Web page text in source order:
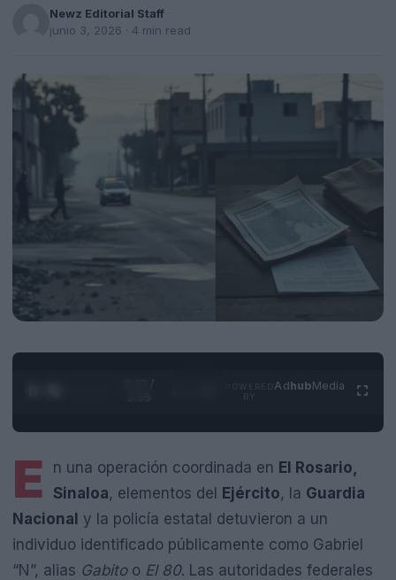
Newz Editorial Staff
junio 3, 2026 · 4 min read
0:28 /
AdhubMedia
E n una operación coordinada en El Rosario,
Sinaloa, elementos del Ejército, la Guardia
Nacional y la policía estatal detuvieron a un
individuo identificado públicamente como Gabriel
“N”, alias Gabitoo El 80. Las autoridades federales